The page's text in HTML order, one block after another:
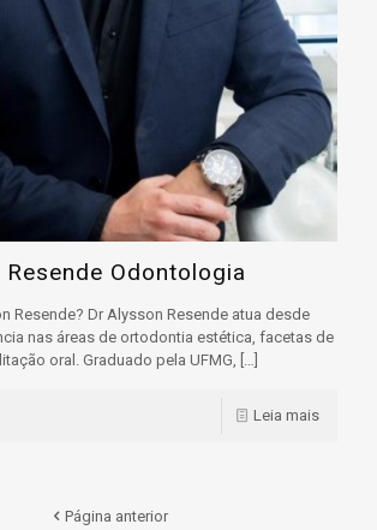
Odontologia
Resende? Dr Alysson Resende atua desde
nas áreas de ortodontia estética, facetas de
oral. Graduado pela UFMG, […]
Leia mais
Página anterior